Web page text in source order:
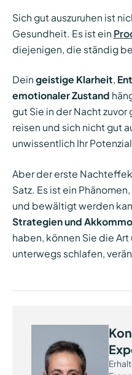
Sich gut auszuruhen ist
Gesundheit. Es ist ein
diejenigen, die ständig
Dein geistige Klarheit,
emotionaler Zustand
gut Sie in der Nacht
reisen und sich nicht gut
unwissentlich Ihr
Aber der erste
Satz. Es ist ein
und bewältigt werden
Strategien und
haben, können Sie die Art
unterwegs schlafen,